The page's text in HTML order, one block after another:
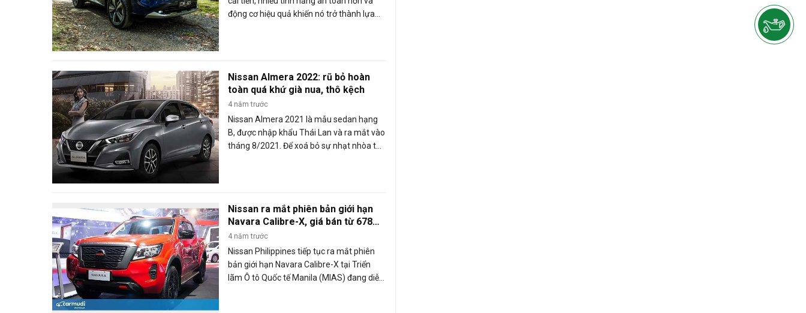
động cơ hiệu quả khiến nó trở thành lựa
Nissan Almera 2022: rũ bỏ hoàn
toàn quá khứ già nua, thô kệch
4 năm trước
Nissan Almera 2021 là mẫu sedan hạng
B, được nhập khẩu Thái Lan và ra mắt vào
tháng 8/2021. Để xoá bỏ sự nhạt nhòa từ
Nissan ra mắt phiên bản giới hạn
Navara Calibre-X, giá bán từ 678
triệu đồng
4 năm trước
Nissan Philippines tiếp tục ra mắt phiên
bản giới hạn Navara Calibre-X tại Triển
lãm Ô tô Quốc tế Manila (MIAS) đang diễn